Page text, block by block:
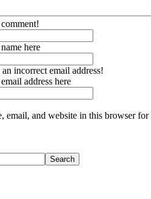
here
incorrect email address!
address here
email, and website in this browser